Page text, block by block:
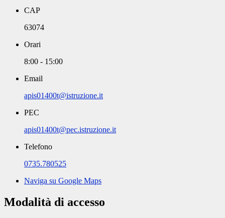
CAP
63074
Orari
8:00 - 15:00
Email
apis01400t@istruzione.it
PEC
apis01400t@pec.istruzione.it
Telefono
0735.780525
Naviga su Google Maps
Modalità di accesso